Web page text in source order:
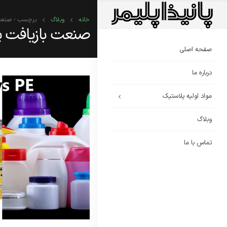
صفحه اصلی
درباره ما
مواد اولیه پلاستیک
وبلاگ
تماس با ما
خانه وبلاگ برچسب -
صنعت بازیافت